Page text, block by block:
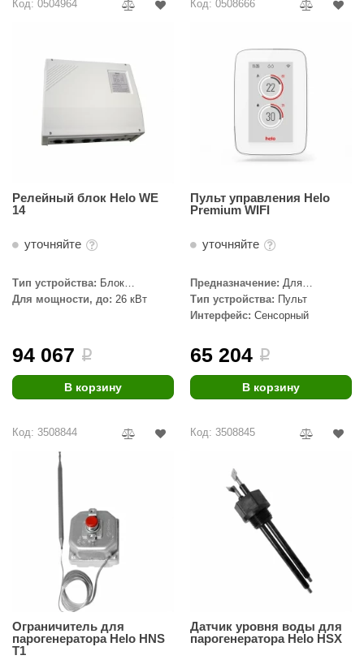
Код: 0504964
Релейный блок Helo WE
14
уточняйте
Тип устройства: Блок
мощности
Для мощности, до: 26 кВт
94 067 i
В корзину
Код: 0508666
Пульт управления Helo
Premium WIFI
уточняйте
Предназначение: Для
парогенератора
Тип устройства: Пульт
Интерфейс: Сенсорный
65 204 i
В корзину
Код: 3508844
Ограничитель для
парогенератора Helo HNS
T1
Код: 3508845
Датчик уровня воды для
парогенератора Helo HSX